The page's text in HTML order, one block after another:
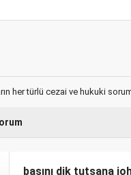
her türlü cezai ve hukuki
başını dik tutsana